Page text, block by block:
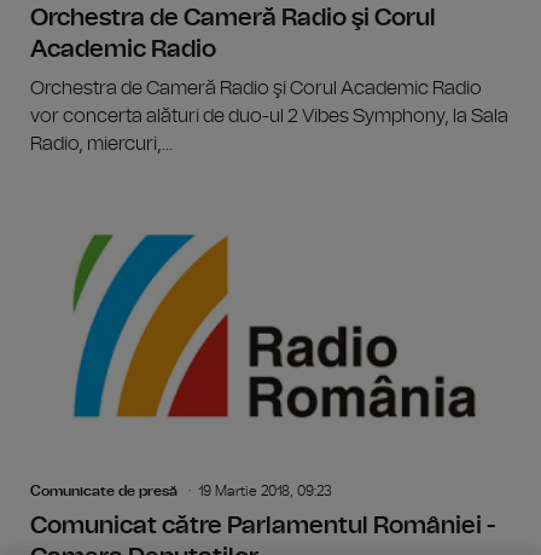
Orchestra de Cameră Radio şi Corul
Academic Radio
Orchestra de Cameră Radio şi Corul Academic Radio
vor concerta alături de duo-ul 2 Vibes Symphony, la Sala
Radio, miercuri,...
Comunicate de presă 19 Martie 2018, 09:23
Comunicat către Parlamentul României -